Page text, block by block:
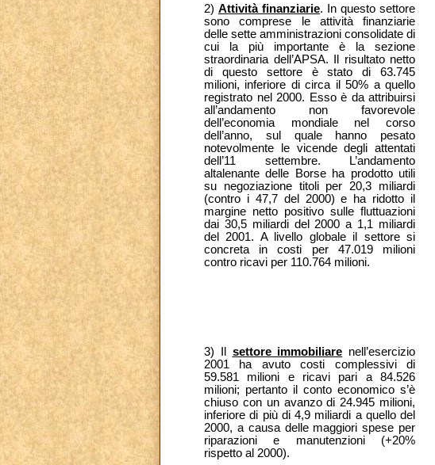
2) Attività finanziarie. In questo settore
sono comprese le attività finanziarie
delle sette amministrazioni consolidate di
cui la più importante è la sezione
straordinaria dell’APSA. Il risultato netto
di questo settore è stato di 63.745
milioni, inferiore di circa il 50% a quello
registrato nel 2000. Esso è da attribuirsi
all’andamento non favorevole
dell’economia mondiale nel corso
dell’anno, sul quale hanno pesato
notevolmente le vicende degli attentati
dell’11 settembre. L’andamento
altalenante delle Borse ha prodotto utili
su negoziazione titoli per 20,3 miliardi
(contro i 47,7 del 2000) e ha ridotto il
margine netto positivo sulle fluttuazioni
dai 30,5 miliardi del 2000 a 1,1 miliardi
del 2001. A livello globale il settore si
concreta in costi per 47.019 milioni
contro ricavi per 110.764 milioni.
3) Il settore immobiliare nell’esercizio
2001 ha avuto costi complessivi di
59.581 milioni e ricavi pari a 84.526
milioni; pertanto il conto economico s’è
chiuso con un avanzo di 24.945 milioni,
inferiore di più di 4,9 miliardi a quello del
2000, a causa delle maggiori spese per
riparazioni e manutenzioni (+20%
rispetto al 2000).